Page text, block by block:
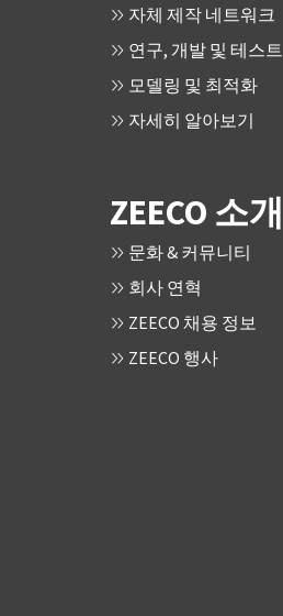
자체 제작 네트워크
연구, 개발 및 테스트
모델링 및 최적화
자세히 알아보기
ZEECO 소개
문화 & 커뮤니티
회사 연혁
ZEECO 채용 정보
ZEECO 행사